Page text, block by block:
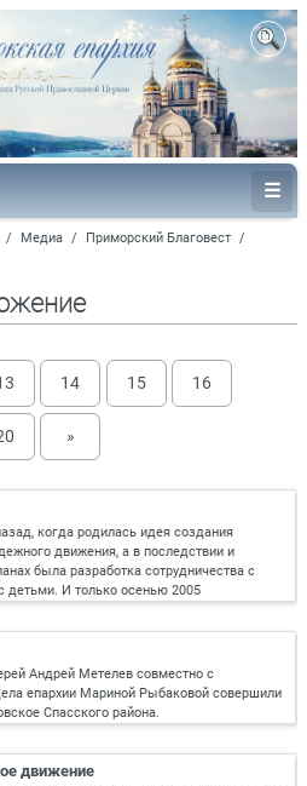
/ Медиа / Приморский Благовест /
14 15 16
»
когда родилась идея создания
движения, а в последствии и
была разработка сотрудничества с
детьми. И только осенью 2005
Андрей Метелев совместно с
епархии Мариной Рыбаковой совершили
Спасского района.
движение